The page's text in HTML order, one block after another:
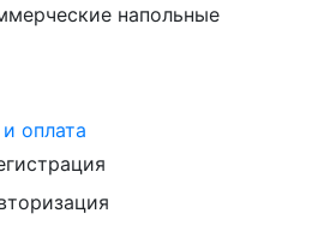
напольные
оплата